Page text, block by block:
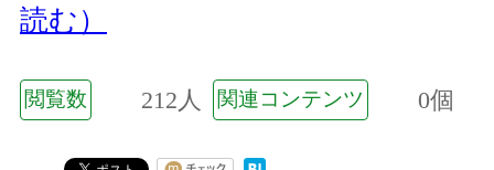
読む）
閲覧数 212人 関連コンテンツ 0個